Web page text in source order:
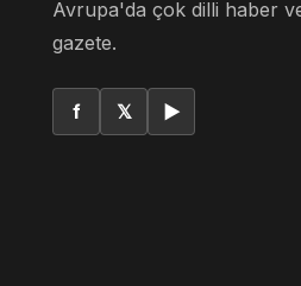
Avrupa'da çok dilli haber
gazete.
f 𝕏 ▶